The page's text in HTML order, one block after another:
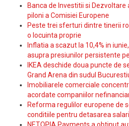
Banca de Investitii si
piloni a Comisiei Europene
Peste trei sferturi dintre tinerii
o locuinta proprie
Inflatia a scazut la 10,4% in
asupra presiunilor persistente
IKEA deschide doua puncte de
Grand Arena din sudul
Imobiliarele comerciale
acordate companiilor
Reforma regulilor europene de
conditiile pentru detasarea